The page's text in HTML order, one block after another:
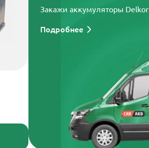
Закажи аккумуляторы Delkor
Подробнее